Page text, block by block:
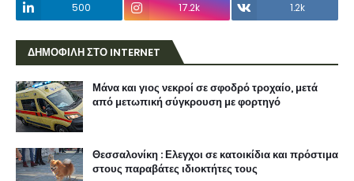
500
17.2k 1.2k
ΔΗΜΟΦΙΛΗ ΣΤΟ INTERNET
Μάνα και γιος νεκροί σε σφοδρό τροχαίο, μετά
από μετωπική σύγκρουση με φορτηγό
Θεσσαλονίκη : Ελεγχοι σε κατοικίδια και πρόστιμα
στους παραβάτες ιδιοκτήτες τους